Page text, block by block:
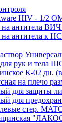
HIV - 1/2
на антитела
на антитела к
для рук и
К-02 дн.
на плечо
для защиты
для
стер.